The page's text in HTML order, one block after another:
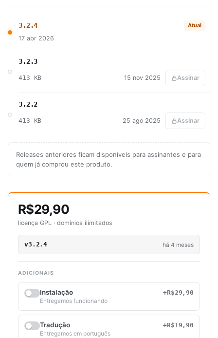
3.2.4 Atual
17 abr 2026
3.2.3
413 KB 15 nov 2025 Assinar
3.2.2
413 KB 25 ago 2025 Assinar
Releases anteriores ficam disponíveis para assinantes e para
quem já comprou este produto.
R$29,90
licença GPL · domínios ilimitados
v3.2.4 há 4 meses
ADICIONAIS
Instalação
+R$29,90
Entregamos funcionando
Tradução
+R$19,90
Entregamos em português